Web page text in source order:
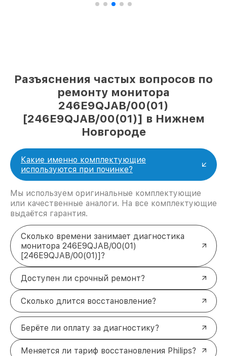
Разъяснения частых вопросов по
ремонту монитора
246E9QJAB/00(01)
[246E9QJAB/00(01)] в Нижнем
Новгороде
Какие именно комплектующие
используются при починке?
Мы используем оригинальные комплектующие
или качественные аналоги. На все комплектующие
выдаётся гарантия.
Сколько времени занимает диагностика
монитора 246E9QJAB/00(01)
[246E9QJAB/00(01)]?
Доступен ли срочный ремонт?
Сколько длится восстановление?
Берёте ли оплату за диагностику?
Меняется ли тариф восстановления Philips?